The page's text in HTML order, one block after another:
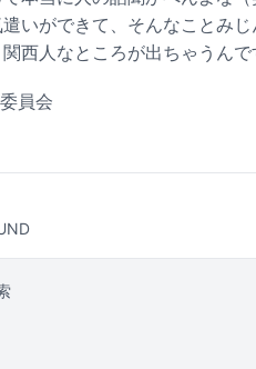
いができて、そんなことみ
西人なところが出ちゃうんで
員会